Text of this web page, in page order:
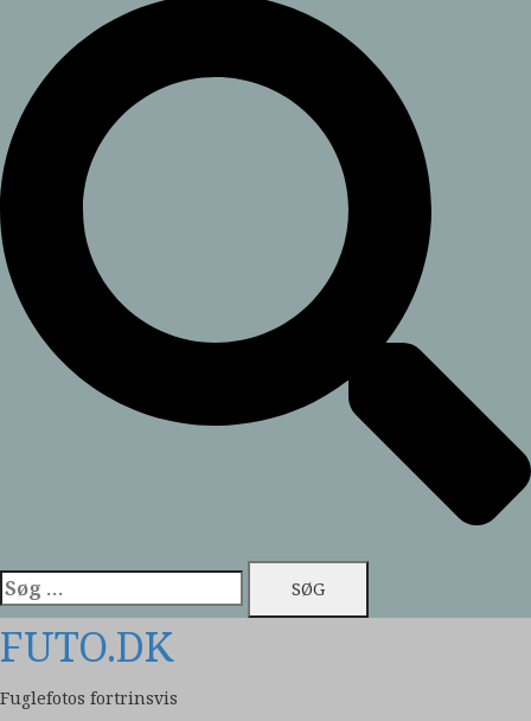
Søg
efter:
FUTO.DK
Fuglefotos fortrinsvis